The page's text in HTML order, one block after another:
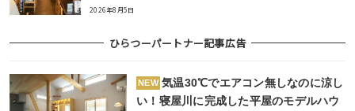
2026年8月5日
ひらつーパートナー記事広告
NEW 気温30℃でエアコン無しなのに涼し
い！寝屋川に完成した平屋のモデルハウ